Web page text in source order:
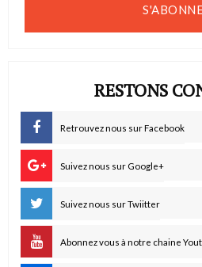
RESTONS
Retrouvez nous sur Facebook
Suivez nous sur Google+
Suivez nous sur Twiitter
Abonnez vous à notre chaine